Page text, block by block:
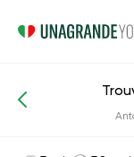
Asanas et